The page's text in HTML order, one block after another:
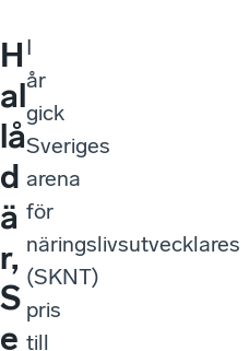
H
al
lå
d
ä
r,
S
e
I
år
gick
Sveriges
arena
för
näringslivsutvecklares
(SKNT)
pris
till